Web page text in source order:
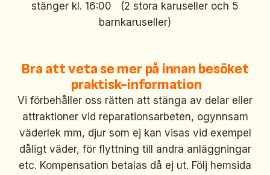
stänger kl. 16:00 (2 stora karuseller och 5
barnkaruseller)
Bra att veta se mer på innan besöket
praktisk-information
Vi förbehåller oss rätten att stänga av delar eller
attraktioner vid reparationsarbeten, ogynnsam
väderlek mm, djur som ej kan visas vid exempel
dåligt väder, för flyttning till andra anläggningar
etc. Kompensation betalas då ej ut. Följ hemsida